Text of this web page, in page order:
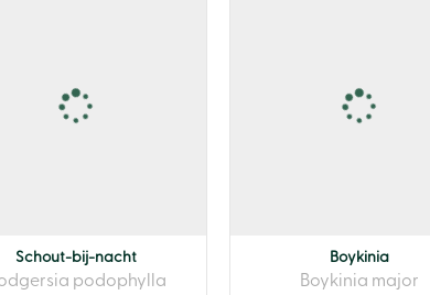
Schout-bij-nacht
podophylla
Boykinia
Boykinia major